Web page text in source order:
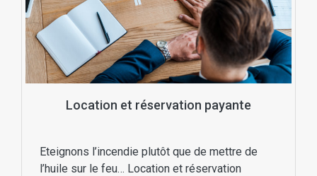
Location et réservation payante
Eteignons l’incendie plutôt que de mettre de
l’huile sur le feu… Location et réservation